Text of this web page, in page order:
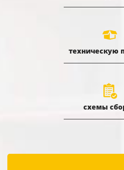
техническую
схемы